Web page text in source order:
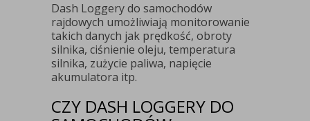
Dash Loggery do samochodów
rajdowych umożliwiają monitorowanie
takich danych jak prędkość, obroty
silnika, ciśnienie oleju, temperatura
silnika, zużycie paliwa, napięcie
akumulatora itp.
CZY DASH LOGGERY DO